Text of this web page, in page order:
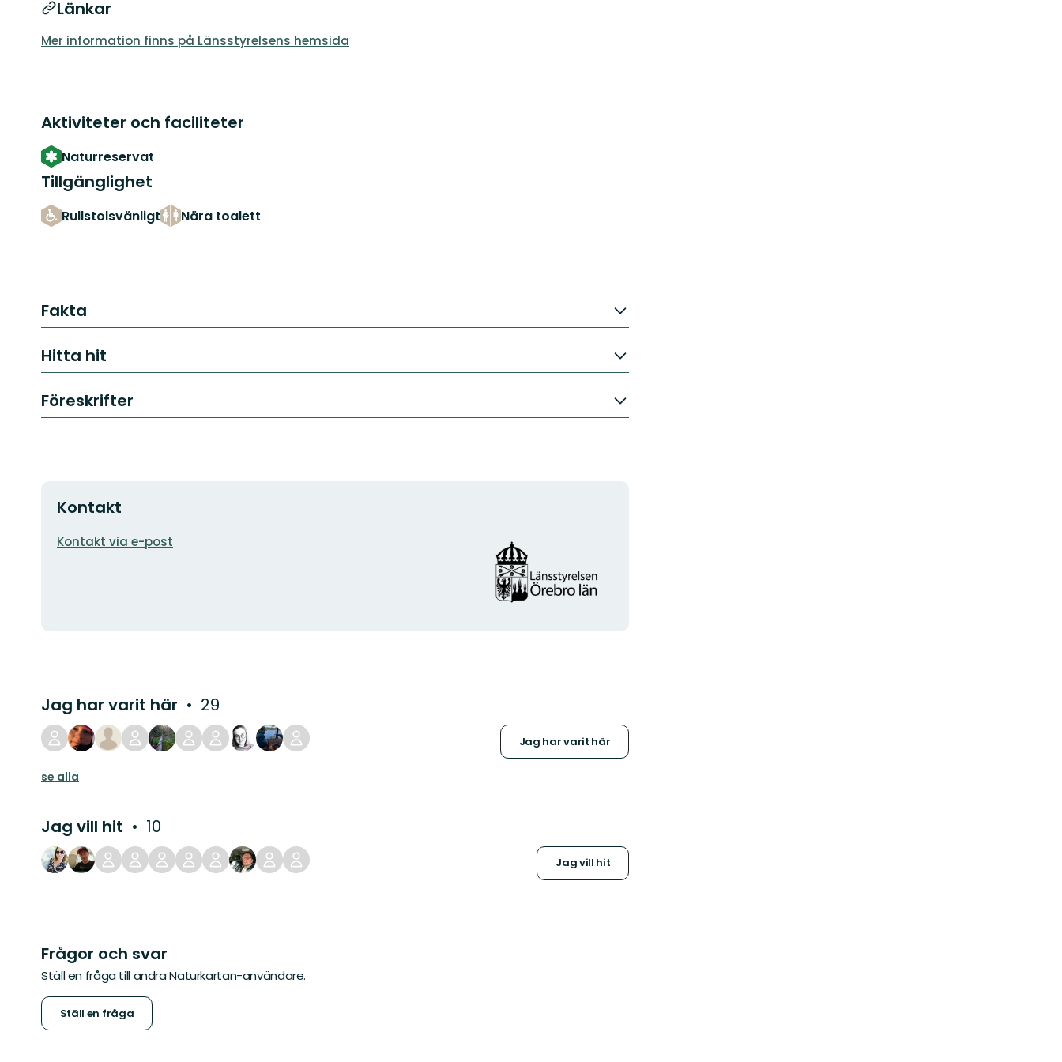
Länkar
Mer information finns på Länsstyrelsens hemsida
Aktiviteter och faciliteter
Naturreservat
Tillgänglighet
Rullstolsvänligt Nära toalett
Fakta
Hitta hit
Föreskrifter
Kontakt
E-
Kontakt via e-post
Organisationens
logotyp
Jag har varit här 29
Jag har varit här
se alla
Jag vill hit 10
Jag vill hit
Frågor och svar
Ställ en fråga till andra Naturkartan-användare.
Ställ en fråga